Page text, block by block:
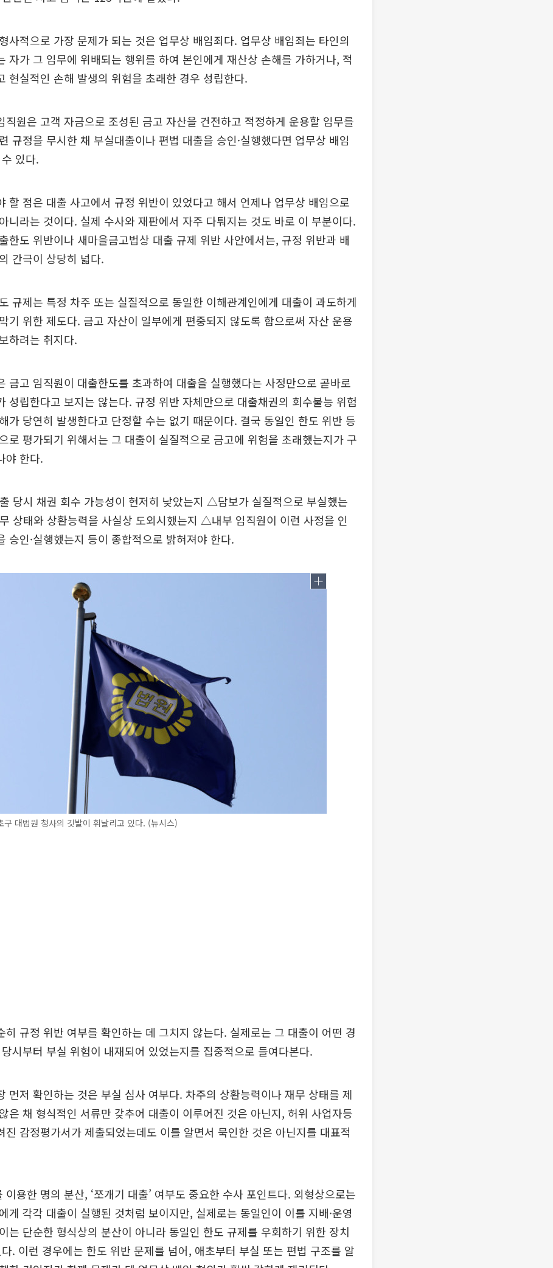
사적으로 가장 문제가 되는 것은 업무상 배임죄다. 업무상 배임죄는 타인의
자가 그 임무에 위배되는 행위를 하여 본인에게 재산상 손해를 가하거나, 적
현실적인 손해 발생의 위험을 초래한 경우 성립한다.
직원은 고객 자금으로 조성된 금고 자산을 건전하고 적정하게 운용할 임무를
규정을 무시한 채 부실대출이나 편법 대출을 승인·실행했다면 업무상 배임
있다.
할 점은 대출 사고에서 규정 위반이 있었다고 해서 언제나 업무상 배임으로
니라는 것이다. 실제 수사와 재판에서 자주 다퉈지는 것도 바로 이 부분이다.
한도 위반이나 새마을금고법상 대출 규제 위반 사안에서는, 규정 위반과 배
간극이 상당히 넓다.
규제는 특정 차주 또는 실질적으로 동일한 이해관계인에게 대출이 과도하게
기 위한 제도다. 금고 자산이 일부에게 편중되지 않도록 함으로써 자산 운용
하려는 취지다.
금고 임직원이 대출한도를 초과하여 대출을 실행했다는 사정만으로 곧바로
성립한다고 보지는 않는다. 규정 위반 자체만으로 대출채권의 회수불능 위험
가 당연히 발생한다고 단정할 수는 없기 때문이다. 결국 동일인 한도 위반 등
로 평가되기 위해서는 그 대출이 실질적으로 금고에 위험을 초래했는지가 구
야 한다.
당시 채권 회수 가능성이 현저히 낮았는지 △담보가 실질적으로 부실했는
상태와 상환능력을 사실상 도외시했는지 △내부 임직원이 이런 사정을 인
승인·실행했는지 등이 종합적으로 밝혀져야 한다.
대법원 청사의 깃발이 휘날리고 있다. (뉴시스)
히 규정 위반 여부를 확인하는 데 그치지 않는다. 실제로는 그 대출이 어떤 경
시부터 부실 위험이 내재되어 있었는지를 집중적으로 들여다본다.
먼저 확인하는 것은 부실 심사 여부다. 차주의 상환능력이나 재무 상태를 제
은 채 형식적인 서류만 갖추어 대출이 이루어진 것은 아닌지, 허위 사업자등
진 감정평가서가 제출되었는데도 이를 알면서 묵인한 것은 아닌지를 대표적
이용한 명의 분산, ‘쪼개기 대출’ 여부도 중요한 수사 포인트다. 외형상으로는
게 각각 대출이 실행된 것처럼 보이지만, 실제로는 동일인이 이를 지배·운영
는 단순한 형식상의 분산이 아니라 동일인 한도 규제를 우회하기 위한 장치
. 이런 경우에는 한도 위반 문제를 넘어, 애초부터 부실 또는 편법 구조를 알